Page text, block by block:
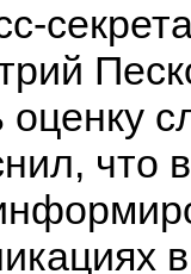
оценку
что